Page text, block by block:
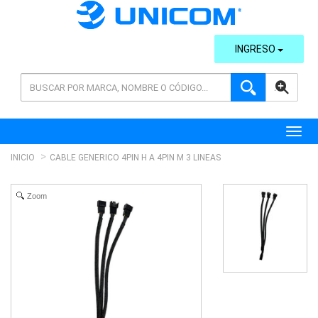
AVANZADA
INGRESO
INICIO CABLE GENERICO 4PIN H A 4PIN M 3 LINEAS
Zoom